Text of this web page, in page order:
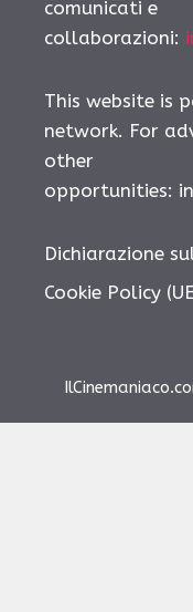
comunicati e
collaborazioni:
This website is
network. For
other
opportunities:
Dichiarazione
Cookie Policy